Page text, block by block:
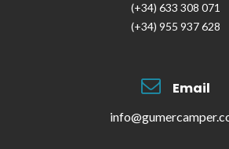
(+34) 633 308 071
(+34) 955 937 628
Email